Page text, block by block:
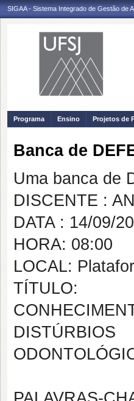
SIGAA - Sistema Integrado de Gestão de
Programa Ensino Projetos de
Banca de
Uma banca de
DISCENTE :
DATA : 14/09/
HORA: 08:00
LOCAL:
TÍTULO: